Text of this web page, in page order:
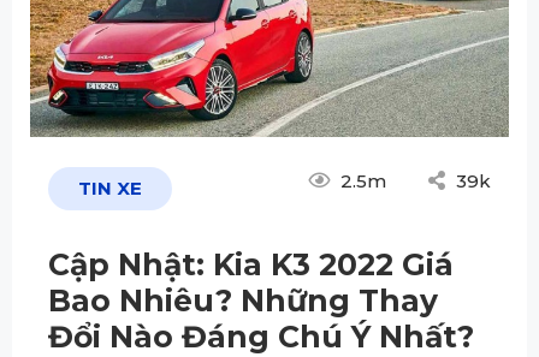
TIN XE 2.5m 39k
Cập Nhật: Kia K3 2022 Giá
Bao Nhiêu? Những Thay
Đổi Nào Đáng Chú Ý Nhất?